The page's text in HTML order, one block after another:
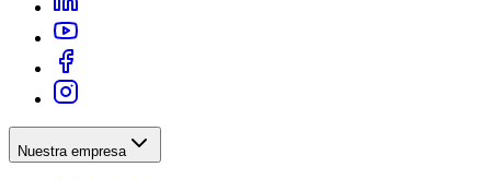
Nuestra empresa